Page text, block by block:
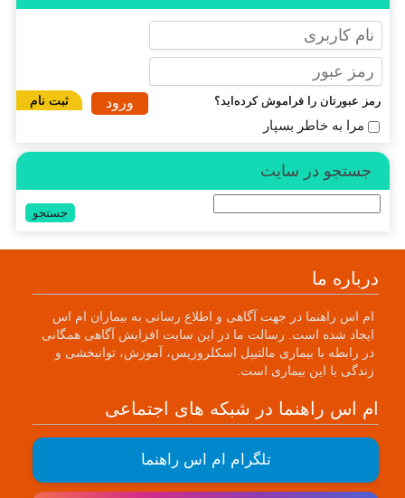
مرا به خاطر بسپار
رمز عبورتان را فراموش کرده‌اید؟ ثبت نام
جستجو در سایت
درباره ما
ام اس راهنما در جهت آگاهی و اطلاع رسانی به بیماران ام اس
ایجاد شده است. رسالت ما در این سایت افزایش آگاهی همگانی
در رابطه با بیماری مالتیپل اسکلروزیس، آموزش، توانبخشی و
زندگی با این بیماری است.
ام اس راهنما در شبکه های اجتماعی
تلگرام ام اس راهنما